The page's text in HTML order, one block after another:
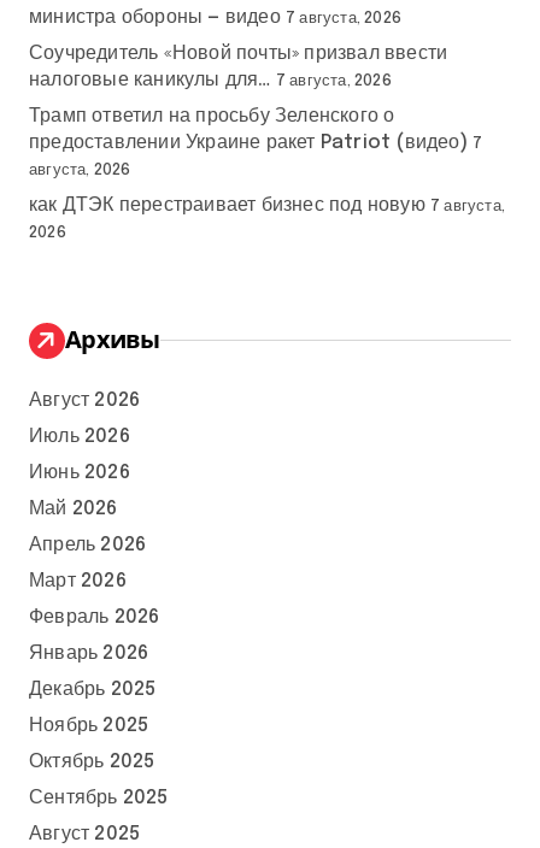
министра обороны — видео 7 августа, 2026
Соучредитель «Новой почты» призвал ввести
налоговые каникулы для… 7 августа, 2026
Трамп ответил на просьбу Зеленского о
предоставлении Украине ракет Patriot (видео) 7
августа, 2026
как ДТЭК перестраивает бизнес под новую 7 августа,
2026
Архивы
Август 2026
Июль 2026
Июнь 2026
Май 2026
Апрель 2026
Март 2026
Февраль 2026
Январь 2026
Декабрь 2025
Ноябрь 2025
Октябрь 2025
Сентябрь 2025
Август 2025